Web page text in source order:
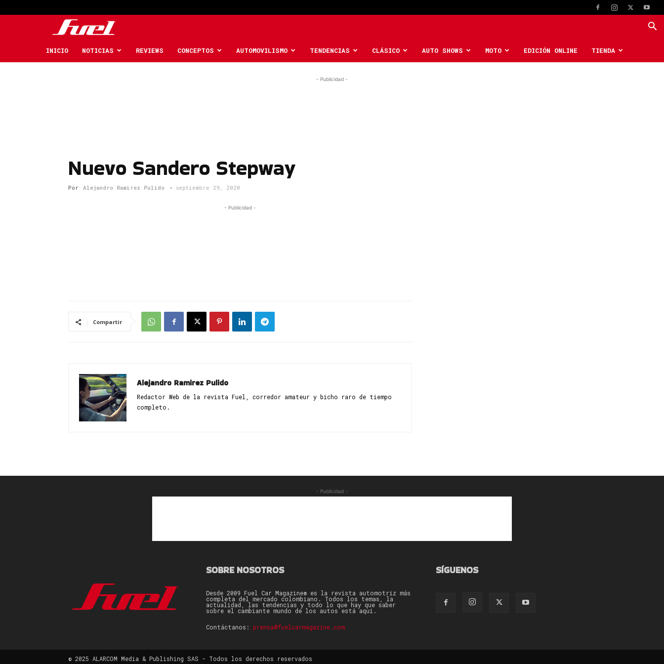
Car
INICIO NOTICIAS REVIEWS CONCEPTOS AUTOMOVILISMO TENDENCIAS CLÁSICO AUTO SHOWS MOTO EDICIÓN ONLINE TIENDA
- Publicidad -
Nuevo Sandero Stepway
Por Alejandro Ramirez Pulido - septiembre 29, 2020
- Publicidad -
Compartir
Alejandro Ramirez Pulido
Redactor Web de la revista Fuel, corredor amateur y bicho raro de tiempo
completo.
- Publicidad -
SOBRE NOSOTROS
Desde 2009 Fuel Car Magazine® es la revista automotriz más
completa del mercado colombiano. Todos los temas, la
actualidad, las tendencias y todo lo que hay que saber
sobre el cambiante mundo de los autos está aquí.
Contáctanos: prensa@fuelcarmagazine.com
SÍGUENOS
© 2025 ALARCOM Media & Publishing SAS - Todos los derechos reservados